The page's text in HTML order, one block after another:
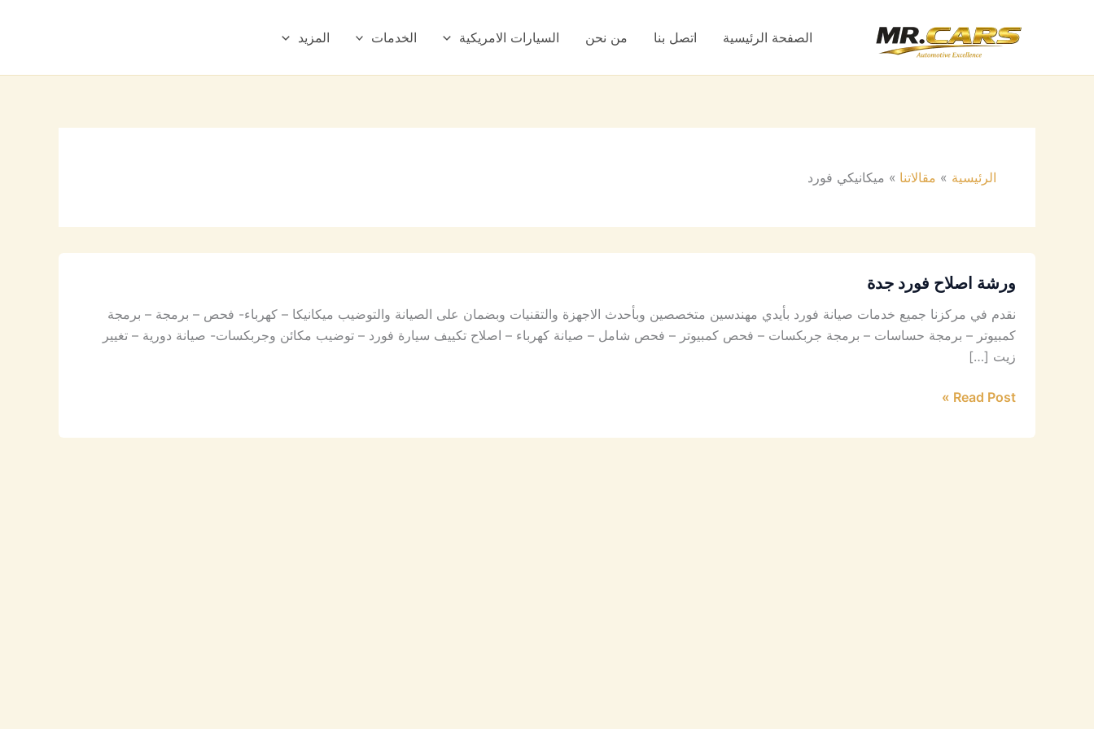
الصفحة الرئيسية اتصل بنا من نحن السيارات الامريكية الخدمات المزيد
الرئيسية مقالاتنا ميكانيكي فورد
ورشة اصلاح فورد جدة
نقدم في مركزنا جميع خدمات صيانة فورد بأيدي مهندسين متخصصين وبأحدث الاجهزة والتقنيات وبضمان على الصيانة والتوضيب ميكانيكا – كهرباء- فحص – برمجة – برمجة
كمبيوتر – برمجة حساسات – برمجة جربكسات – فحص كمبيوتر – فحص شامل – صيانة كهرباء – اصلاح تكييف سيارة فورد – توضيب مكائن وجربكسات- صيانة دورية – تغيير
زيت […]
Read Post »